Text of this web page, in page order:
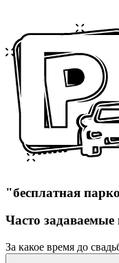
"бесплатная
Часто
За какое время до